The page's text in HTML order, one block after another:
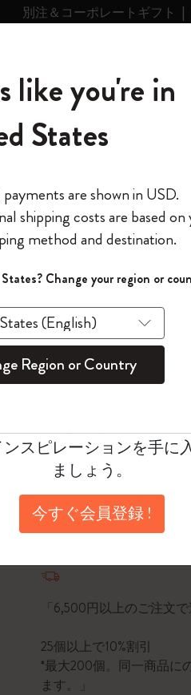
別注＆コーポレートギフト
レ
ク
ク
の世界
サブカテゴリ
ール
ンの世界へようこそ
アドレス
ード
バイスで情報を保存する
ログイン
料
スケッチブッ
アート コレクショ
¥ 4,510
選択済
*選択したカラー
Large 13x21 cm
数量
数量が1に更新され
「6,500円以上のご注文
25個以上で10%割引
*最大200個。同一商品に
ます。」
スキンの世界へようこそ
ぐ会員登録して、コー
」を入力すると
が10%オフ＋送料無料に
セール・アウトレット品
適用外。
スピレーションを手に
ましょう。
今すぐ会員登録 !
like you're in
States
are shown in USD.
shipping costs are based
method and destination.
Change your region or
Region or Country